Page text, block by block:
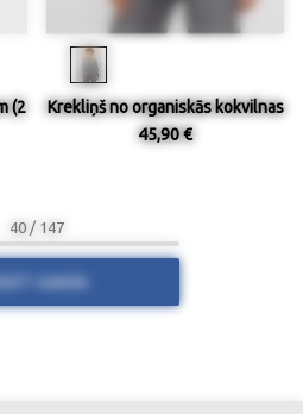
(2
Krekliņš no organiskās kokvilnas
45,90 €
40 / 147